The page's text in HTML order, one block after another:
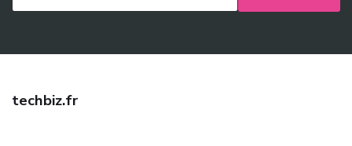
techbiz.fr